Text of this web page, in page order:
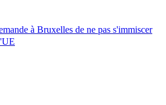
à Bruxelles de ne pas s'immiscer